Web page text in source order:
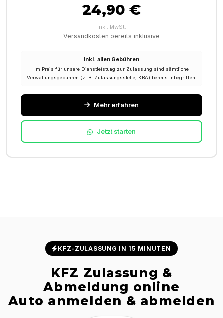
24,90 €
inkl. MwSt.
Versandkosten bereits inklusive
Inkl. allen Gebühren
Im Preis für unsere Dienstleistung zur Zulassung sind sämtliche
Verwaltungsgebühren (z. B. Zulassungsstelle, KBA) bereits inbegriffen.
Mehr erfahren
Jetzt starten
KFZ-ZULASSUNG IN 15 MINUTEN
KFZ Zulassung &
Abmeldung online
Auto anmelden & abmelden